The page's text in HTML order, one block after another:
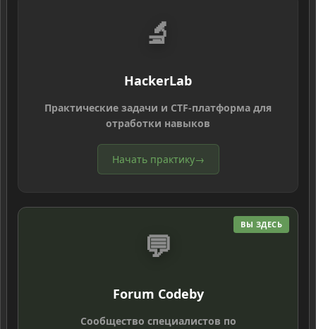
🔬
HackerLab
Практические задачи и CTF-платформа для
отработки навыков
Начать практику→
ВЫ ЗДЕСЬ
💬
Forum Codeby
Сообщество специалистов по